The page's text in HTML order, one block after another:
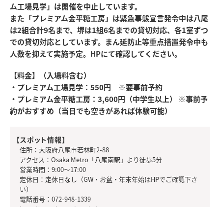
ム工場見学」は開催を中止しています。
また「プレミアム金平糖工房」は緊急事態宣言発令中は八尾
は2組合計9名まで、堺は1組6名までの貸切対応、各1室ずつ
での貸切対応としています。まん延防止等重点措置発令中も
人数を抑えて実施予定。HPにて確認してください。
【料金】（入場料含む）
・プレミアム工場見学：550円 ※要事前予約
・プレミアム金平糖工房：3,600円（中学生以上） ※事前予
約がおすすめ（当日でも空きがあれば体験可能）
【スポット情報】
住所：大阪府八尾市若林町2-88
アクセス：Osaka Metro「八尾南駅」より徒歩5分
営業時間：9:00～17:00
定休日：定休日なし（GW・お盆・年末年始はHPでご確認下さ
い）
電話番号：072-948-1339